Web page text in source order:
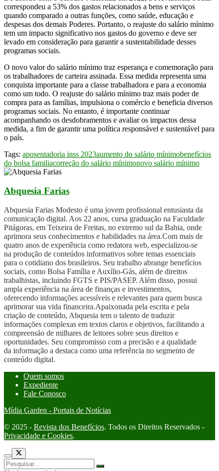
correspondeu a 53% dos gastos relacionados a bens e serviços
quando comparado a outras funções, como saúde, educação e
despesas dos demais Poderes. Portanto, o reajuste do salário mínimo
tem um impacto significativo nos gastos do governo e deve ser
levado em consideração para garantir a sustentabilidade desses
programas sociais.
O novo valor do salário mínimo traz esperança e comemoração para
os trabalhadores de carteira assinada. Essa medida representa uma
conquista importante para a classe trabalhadora e para a economia
como um todo. O reajuste do salário mínimo traz mais poder de
compra para as famílias, impulsiona o comércio e beneficia diversos
programas sociais. No entanto, é importante continuar
acompanhando os desdobramentos e avaliar os impactos dessa
medida, a fim de garantir uma política responsável e sustentável para
o país.
Tags: aposentadoria inss 2023aumento do salário mínimobenefícios
do bolsa familiacorreção do salário mínimonovo salário mínimo
Abquesia Farias
Abquesia Farias Modesto é uma jovem profissional entusiasta da
comunicação digital. Aos 22 anos, cursa graduação na Faculdade
Pitágoras, em Teixeira de Freitas, no extremo sul da Bahia, onde
aprimora seus conhecimentos e habilidades na área.Com mais de
quatro anos de experiência como redatora web, especializou-se
na produção de conteúdos informativos sobre temas essenciais
para o cotidiano dos brasileiros. Seu trabalho abrange benefícios
sociais, como Bolsa Família e Auxílio-Gás, além de direitos
trabalhistas, incluindo FGTS e PIS/PASEP. Além disso, possui
ampla experiência na área de finanças e investimentos,
oferecendo informações acessíveis e relevantes para quem busca
aprimorar sua vida financeira.Apaixonada pela escrita e pela
criação de conteúdo, Abquesia tem o talento de traduzir
informações complexas em textos claros e objetivos, facilitando a
compreensão de milhares de leitores sobre seus direitos e
oportunidades. Seu compromisso com a precisão e a qualidade
da informação a destaca como uma referência no segmento de
conteúdo digital.
Quem somos
Expediente
Fale Conosco
Mídia Garden - Portais de Notícias
© 2025 - Revista dos Benefícios. Todos os Direitos Reservados -
Privacidade e Cookies.